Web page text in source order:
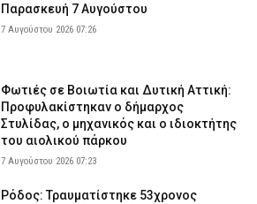
Παρασκευή 7 Αυγούστου
7 Αυγούστου 2026 07:26
Φωτιές σε Βοιωτία και Δυτική Αττική:
Προφυλακίστηκαν ο δήμαρχος
Στυλίδας, ο μηχανικός και ο ιδιοκτήτης
του αιολικού πάρκου
7 Αυγούστου 2026 07:23
Ρόδος: Τραυματίστηκε 53χρονος